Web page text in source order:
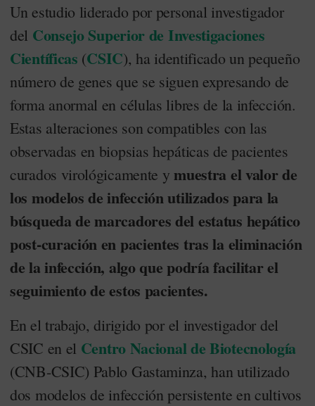
Un estudio liderado por personal investigador
del Consejo Superior de Investigaciones
Científicas (CSIC), ha identificado un pequeño
número de genes que se siguen expresando de
forma anormal en células libres de la infección.
Estas alteraciones son compatibles con las
observadas en biopsias hepáticas de pacientes
curados virológicamente ymuestra el valor de
los modelos de infección utilizados para la
búsqueda de marcadores del estatus hepático
post-curación en pacientes tras la eliminación
de la infección, algo que podría facilitar el
seguimiento de estos pacientes.
En el trabajo, dirigido por el investigador del
CSIC en el Centro Nacional de Biotecnología
(CNB-CSIC) Pablo Gastaminza, han utilizado
dos modelos de infección persistente en cultivos